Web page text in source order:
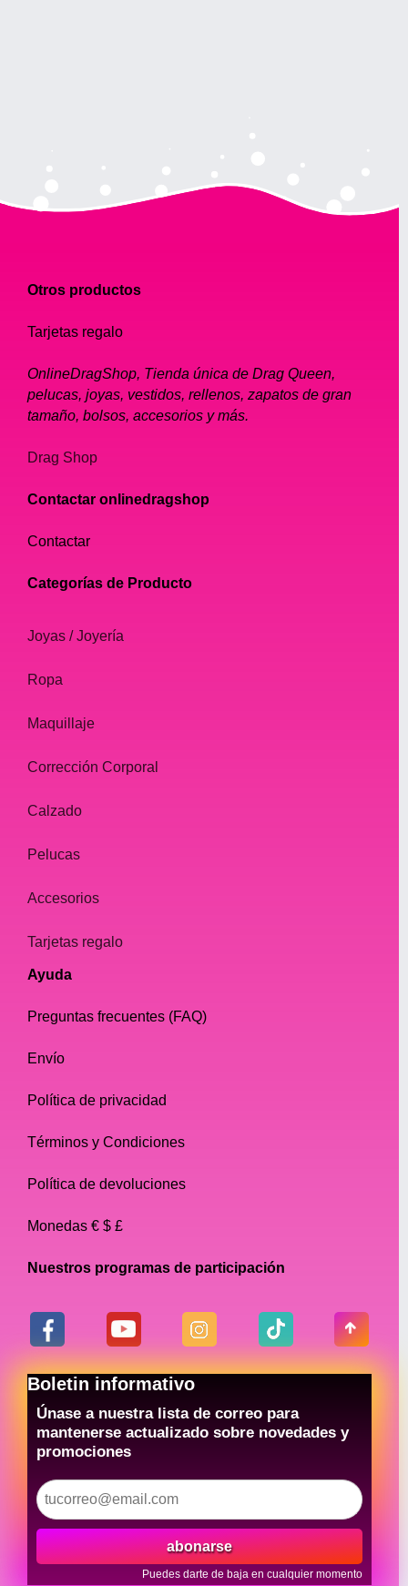
Otros productos
Tarjetas regalo
OnlineDragShop, Tienda única de Drag Queen,
pelucas, joyas, vestidos, rellenos, zapatos de gran
tamaño, bolsos, accesorios y más.
Drag Shop
Contactar onlinedragshop
Contactar
Categorías de Producto
Joyas / Joyería
Ropa
Maquillaje
Corrección Corporal
Calzado
Pelucas
Accesorios
Tarjetas regalo
Ayuda
Preguntas frecuentes (FAQ)
Envío
Política de privacidad
Términos y Condiciones
Política de devoluciones
Monedas € $ £
Nuestros programas de participación
Boletin informativo
Únase a nuestra lista de correo para
mantenerse actualizado sobre novedades y
promociones
abonarse
Puedes darte de baja en cualquier momento